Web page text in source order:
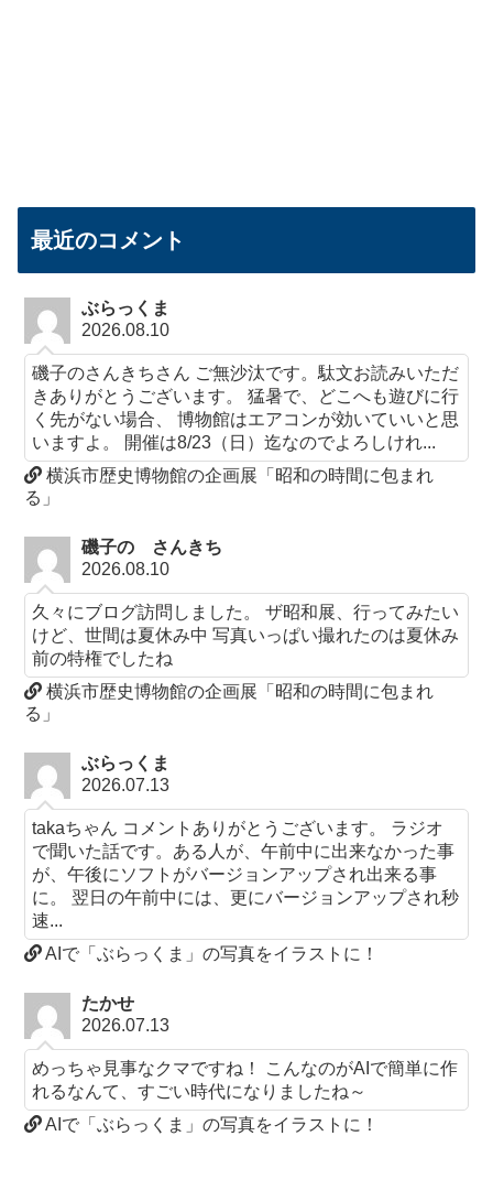
最近のコメント
ぶらっくま
2026.08.10
磯子のさんきちさん ご無沙汰です。駄文お読みいただ
きありがとうございます。 猛暑で、どこへも遊びに行
く先がない場合、 博物館はエアコンが効いていいと思
いますよ。 開催は8/23（日）迄なのでよろしけれ...
横浜市歴史博物館の企画展「昭和の時間に包まれ
る」
磯子の さんきち
2026.08.10
久々にブログ訪問しました。 ザ昭和展、行ってみたい
けど、世間は夏休み中 写真いっぱい撮れたのは夏休み
前の特権でしたね
横浜市歴史博物館の企画展「昭和の時間に包まれ
る」
ぶらっくま
2026.07.13
takaちゃん コメントありがとうございます。 ラジオ
で聞いた話です。ある人が、午前中に出来なかった事
が、午後にソフトがバージョンアップされ出来る事
に。 翌日の午前中には、更にバージョンアップされ秒
速...
AIで「ぶらっくま」の写真をイラストに！
たかせ
2026.07.13
めっちゃ見事なクマですね！ こんなのがAIで簡単に作
れるなんて、すごい時代になりましたね～
AIで「ぶらっくま」の写真をイラストに！